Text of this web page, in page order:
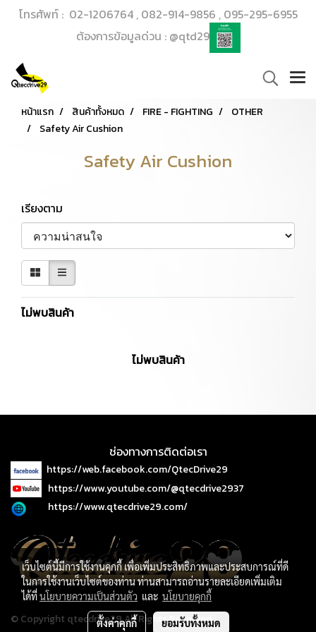
โทรศัพท์ : 02-1206764 , 082-914-9856 , 095-295-6955
ต้องการข้อมูลด่วน : @qtd29
หน้าแรก สินค้าทั้งหมด FIRE - FIGHTING
OTHER
Safety Air Cushion
Safety Air Cushion
เรียงตาม
ไม่พบสินค้า
ไม่พบสินค้า
ช่องทางการติดต่อเรา
https://web.facebook.com/QtecDrive29
https://www.youtube.com/@qtecdrive2937
https://www.qtecdrive29.com/
© Copyright qtecdrive29 All Rights Reserved.
เว็บไซต์นี้มีการใช้งานคุกกี้ เพื่อเพิ่มประสิทธิภาพและประสบการณ์ที่ดี
ในการใช้งานเว็บไซต์ของท่าน ท่านสามารถอ่านรายละเอียดเพิ่มเติม
ได้ที่นโยบายความเป็นส่วนตัว และ นโยบายคุกกี้
ตั้งค่าคุกกี้ ยอมรับทั้งหมด